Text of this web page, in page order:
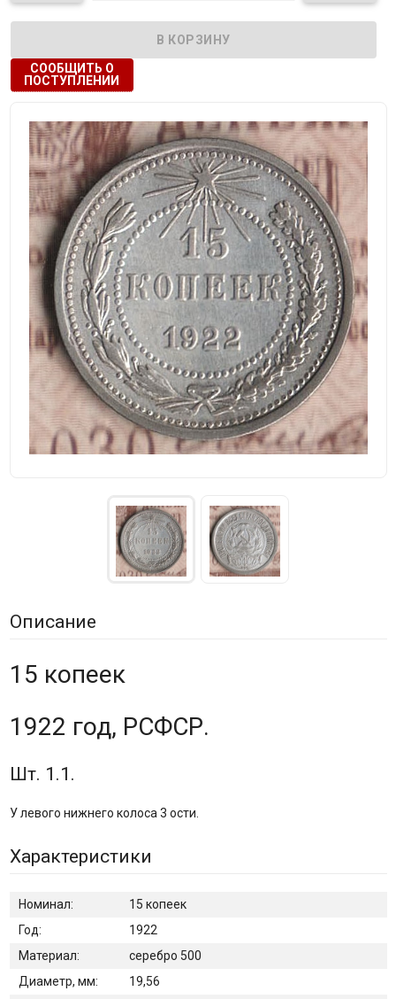
СООБЩИТЬ О
ПОСТУПЛЕНИИ
Описание
15 копеек
1922 год, РСФСР.
Шт. 1.1.
У левого нижнего колоса 3 ости.
Характеристики
Номинал:
15 копеек
Год:
1922
Материал:
серебро 500
Диаметр, мм:
19,56